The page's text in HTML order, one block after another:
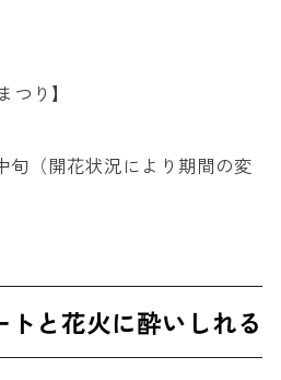
つり】
旬（開花状況により期間の変
と花火に酔いしれる